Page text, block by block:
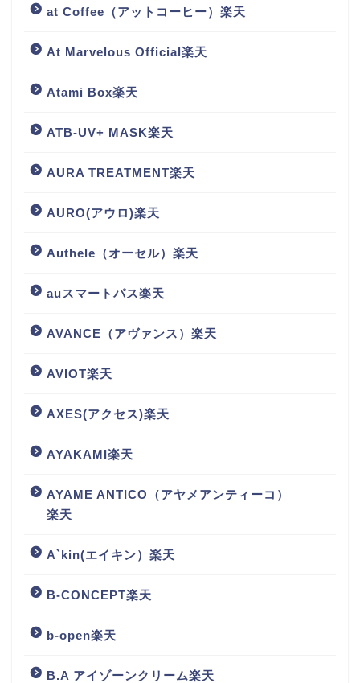
at Coffee（アットコーヒー）楽天
At Marvelous Official楽天
Atami Box楽天
ATB-UV+ MASK楽天
AURA TREATMENT楽天
AURO(アウロ)楽天
Authele（オーセル）楽天
auスマートパス楽天
AVANCE（アヴァンス）楽天
AVIOT楽天
AXES(アクセス)楽天
AYAKAMI楽天
AYAME ANTICO（アヤメアンティーコ）
楽天
A`kin(エイキン）楽天
B-CONCEPT楽天
b-open楽天
B.A アイゾーンクリーム楽天